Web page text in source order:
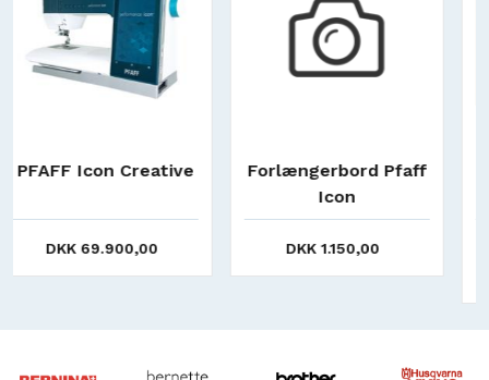
Spoler Pfaff Icon, 10
DKK 135,00
DKK 150,00
Kuffertvogn -Til feks
EPIC og ICON -
Bestillingsvare
DKK 3.505,50
DKK 3.895,00